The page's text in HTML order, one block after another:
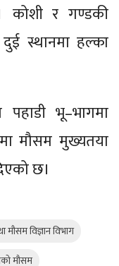
र गण्डकी
स्थानमा हल्का
भू–भागमा
मौसम मुख्यतया
छ।
विज्ञान विभाग
मौसम